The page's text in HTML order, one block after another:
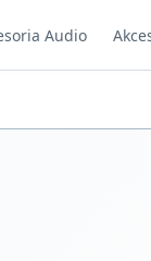
Audio